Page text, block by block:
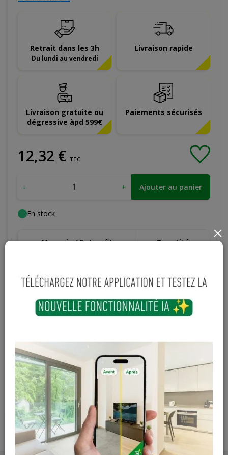
Retrait dans les 3h
Du lundi au vendredi
Livraison rapide
Livraison gratuite ou
dégressive àpd 599€
Paiements sécurisés
12,32 € TTC
- + Ajouter au panier
En stock
Magasin / Entrepôt Quantité
Contactez Diffusion Menuiserie pour obtenir le temps de
réapprovisionnement pour ce produit
Les teintes, nuances et veinages des photos peuvent
varier par rapport au produit réel
×